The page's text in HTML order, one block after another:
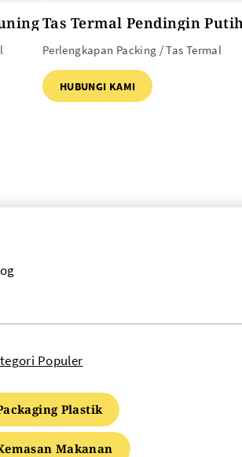
Tas Termal Pendingin
Perlengkapan Packing / Tas Termal
HUBUNGI KAMI
Populer
Plastik
Makanan